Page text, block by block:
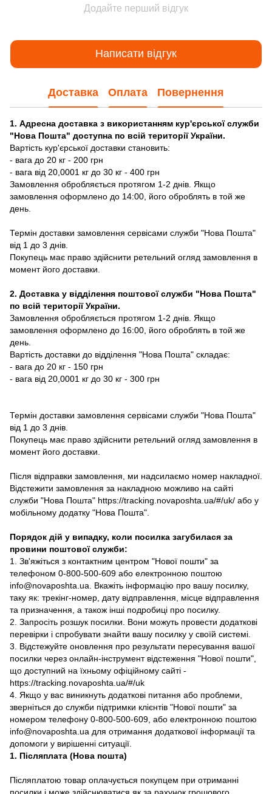
Додайте перший відгук
Написати відгук
Доставка Оплата Повернення
1. Адресна доставка з використанням кур'єрської служби
"Нова Пошта" доступна по всій території України.
Вартість кур'єрської доставки становить:
- вага до 20 кг - 200 грн
- вага від 20,0001 кг до 30 кг - 400 грн
Замовлення обробляється протягом 1-2 днів. Якщо
замовлення оформлено до 14:00, його оброблять в той же
день.
Термін доставки замовлення сервісами служби "Нова Пошта"
від 1 до 3 днів.
Покупець має право здійснити ретельний огляд замовлення в
момент його доставки.
2. Доставка у відділення поштової служби "Нова Пошта"
по всій території України.
Замовлення обробляється протягом 1-2 днів. Якщо
замовлення оформлено до 16:00, його оброблять в той же
день.
Вартість доставки до відділення "Нова Пошта" складає:
- вага до 20 кг - 150 грн
- вага від 20,0001 кг до 30 кг - 300 грн
Термін доставки замовлення сервісами служби "Нова Пошта"
від 1 до 3 днів.
Покупець має право здійснити ретельний огляд замовлення в
момент його доставки.
Після відправки замовлення, ми надсилаємо номер накладної.
Відстежити замовлення за накладною можливо на сайті
служби "Нова Пошта" https://tracking.novaposhta.ua/#/uk/ або у
мобільному додатку "Нова Пошта".
Порядок дій у випадку, коли посилка загубилася за
провини поштової служби:
1. Зв'яжіться з контактним центром "Нової пошти" за
телефоном 0-800-500-609 або електронною поштою
info@novaposhta.ua. Вкажіть інформацію про вашу посилку,
таку як: трекінг-номер, дату відправлення, місце відправлення
та призначення, а також інші подробиці про посилку.
2. Запросіть розшук посилки. Вони можуть провести додаткові
перевірки і спробувати знайти вашу посилку у своїй системі.
3. Відстежуйте оновлення про результати пересування вашої
посилки через онлайн-інструмент відстеження "Нової пошти",
що доступний на їхньому офіційному сайті -
https://tracking.novaposhta.ua/#/uk
4. Якщо у вас виникнуть додаткові питання або проблеми,
зверніться до служби підтримки клієнтів "Нової пошти" за
номером телефону 0-800-500-609, або електронною поштою
info@novaposhta.ua для отримання додаткової інформації та
допомоги у вирішенні ситуації.
1. Післяплата (Нова пошта)
Післяплатою товар оплачується покупцем при отриманні
посилки і може здійснюватися як за рахунок грошового